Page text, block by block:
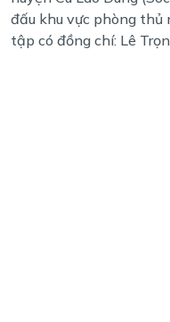
đấu khu vực phòng thủ
tập có đồng chí: Lê